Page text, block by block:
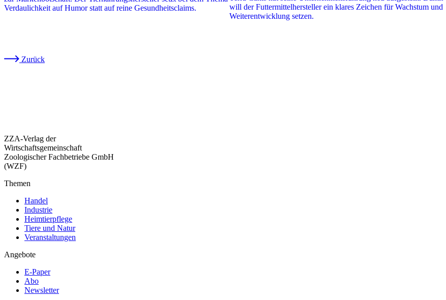
Verdaulichkeit auf Humor statt auf reine Gesundheitsclaims.
will der Futtermittelhersteller ein klares Zeichen für Wachstum und
Weiterentwicklung setzen.
Zurück
ZZA-Verlag der
Wirtschaftsgemeinschaft
Zoologischer Fachbetriebe GmbH
(WZF)
Themen
Handel
Industrie
Heimtierpflege
Tiere und Natur
Veranstaltungen
Angebote
E-Paper
Abo
Newsletter